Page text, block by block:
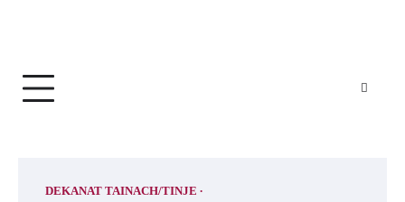
DEKANAT TAINACH/TINJE